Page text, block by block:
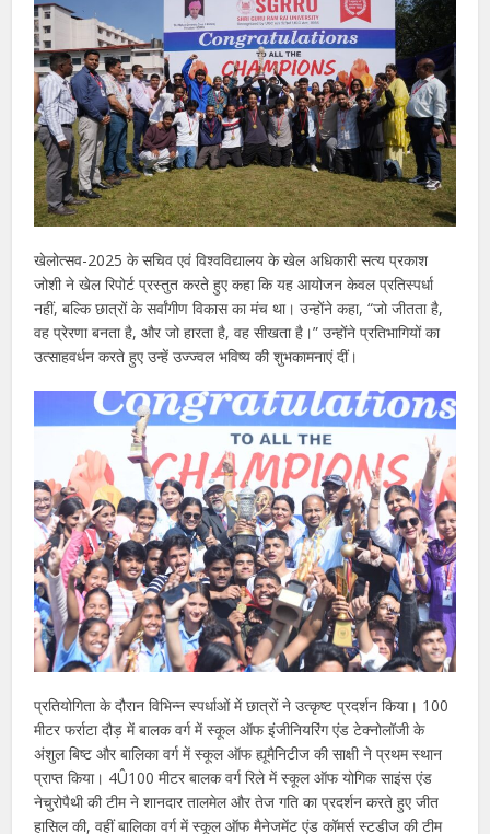
खेलोत्सव-2025 के सचिव एवं विश्वविद्यालय के खेल अधिकारी सत्य प्रकाश
जोशी ने खेल रिपोर्ट प्रस्तुत करते हुए कहा कि यह आयोजन केवल प्रतिस्पर्धा
नहीं, बल्कि छात्रों के सर्वांगीण विकास का मंच था। उन्होंने कहा, “जो जीतता है,
वह प्रेरणा बनता है, और जो हारता है, वह सीखता है।” उन्होंने प्रतिभागियों का
उत्साहवर्धन करते हुए उन्हें उज्ज्वल भविष्य की शुभकामनाएं दीं।
प्रतियोगिता के दौरान विभिन्न स्पर्धाओं में छात्रों ने उत्कृष्ट प्रदर्शन किया। 100
मीटर फर्राटा दौड़ में बालक वर्ग में स्कूल ऑफ इंजीनियरिंग एंड टेक्नोलॉजी के
अंशुल बिष्ट और बालिका वर्ग में स्कूल ऑफ ह्यूमैनिटीज की साक्षी ने प्रथम स्थान
प्राप्त किया। 4Û100 मीटर बालक वर्ग रिले में स्कूल ऑफ योगिक साइंस एंड
नेचुरोपैथी की टीम ने शानदार तालमेल और तेज गति का प्रदर्शन करते हुए जीत
हासिल की, वहीं बालिका वर्ग में स्कूल ऑफ मैनेजमेंट एंड कॉमर्स स्टडीज की टीम